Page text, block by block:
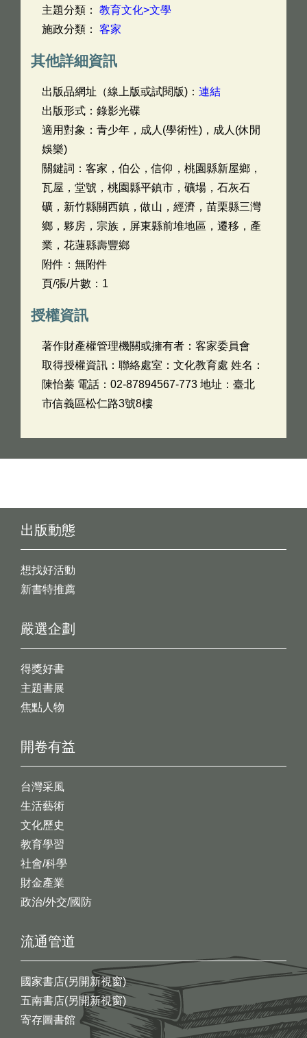
主題分類： 教育文化>文學
施政分類： 客家
其他詳細資訊
出版品網址（線上版或試閱版)： 連結
出版形式：錄影光碟
適用對象：青少年，成人(學術性)，成人(休閒
娛樂)
關鍵詞：客家，伯公，信仰，桃園縣新屋鄉，
瓦屋，堂號，桃園縣平鎮市，礦場，石灰石
礦，新竹縣關西鎮，做山，經濟，苗栗縣三灣
鄉，夥房，宗族，屏東縣前堆地區，遷移，產
業，花蓮縣壽豐鄉
附件：無附件
頁/張/片數：1
授權資訊
著作財產權管理機關或擁有者：客家委員會
取得授權資訊：聯絡處室：文化教育處 姓名：
陳怡蓁 電話：02-87894567-773 地址：臺北
市信義區松仁路3號8樓
出版動態
想找好活動
新書特推薦
開卷有益
台灣采風
生活藝術
文化歷史
教育學習
社會/科學
財金產業
政治/外交/國防
嚴選企劃
得獎好書
主題書展
焦點人物
流通管道
國家書店(另開新視窗)
五南書店(另開新視窗)
寄存圖書館